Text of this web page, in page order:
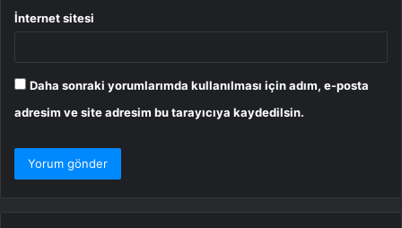
İnternet sitesi
Daha sonraki yorumlarımda kullanılması için adım, e-posta
adresim ve site adresim bu tarayıcıya kaydedilsin.